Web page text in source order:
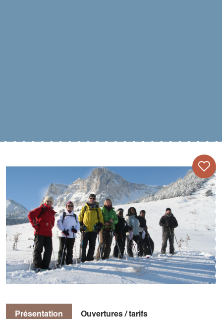
Présentation Ouvertures / tarifs